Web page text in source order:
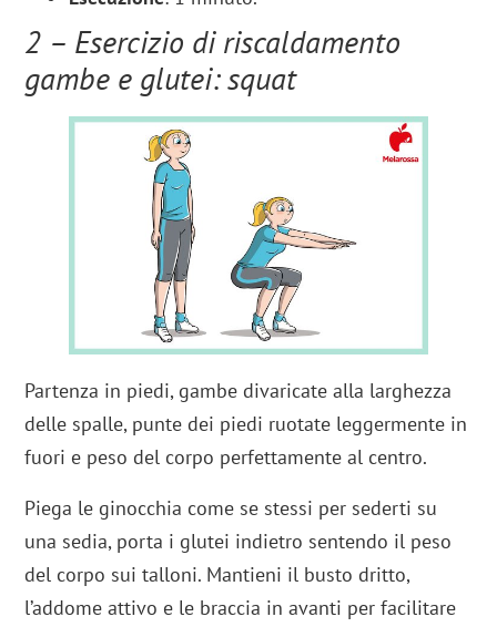
2 – Esercizio di riscaldamento
gambe e glutei: squat
Partenza in piedi, gambe divaricate alla larghezza
delle spalle, punte dei piedi ruotate leggermente in
fuori e peso del corpo perfettamente al centro.
Piega le ginocchia come se stessi per sederti su
una sedia, porta i glutei indietro sentendo il peso
del corpo sui talloni. Mantieni il busto dritto,
l’addome attivo e le braccia in avanti per facilitare